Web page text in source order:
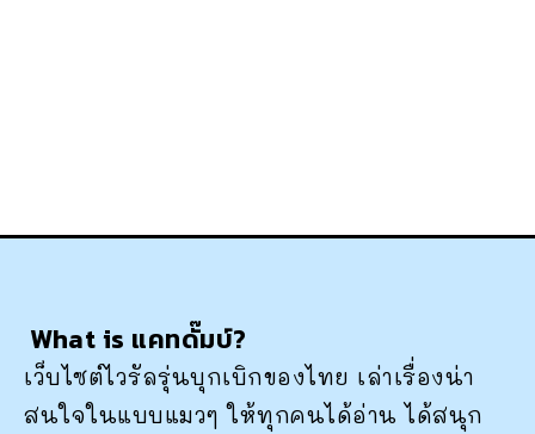
What is แคทดั๊มบ์?
เว็บไซต์ไวรัลรุ่นบุกเบิกของไทย เล่าเรื่องน่า
สนใจในแบบแมวๆ ให้ทุกคนได้อ่าน ได้สนุก